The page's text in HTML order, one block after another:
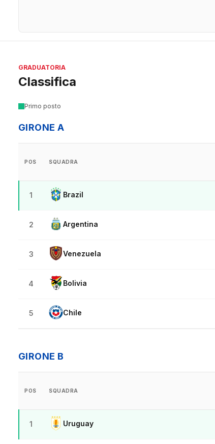
GRADUATORIA
Classifica
Primo posto
GIRONE A
POS SQUADRA
1 Brazil
2 Argentina
3 Venezuela
4 Bolivia
5 Chile
GIRONE B
POS SQUADRA
1 Uruguay